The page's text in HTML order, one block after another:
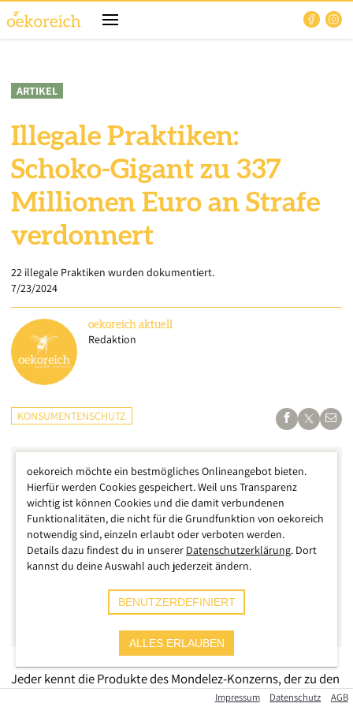
ARTIKEL
Illegale Praktiken:
Schoko-Gigant zu 337
Millionen Euro an Strafe
verdonnert
22 illegale Praktiken wurden dokumentiert.
7/23/2024
oekoreich aktuell
Redaktion
KONSUMENTENSCHUTZ
Jeder kennt die Produkte des Mondelez-Konzerns, der zu den
größten Lebensmittelkonzernen der Welt gehört. In
Impressum Datenschutz AGB
oekoreich möchte ein bestmögliches Onlineangebot bieten.
Hierfür werden Cookies gespeichert. Weil uns Transparenz
wichtig ist können Cookies und die damit verbundenen
Funktionalitäten, die nicht für die Grundfunktion von oekoreich
notwendig sind, einzeln erlaubt oder verboten werden.
Details dazu findest du in unserer Datenschutzerklärung. Dort
kannst du deine Auswahl auch jederzeit ändern.
BENUTZERDEFINIERT
ALLES ERLAUBEN